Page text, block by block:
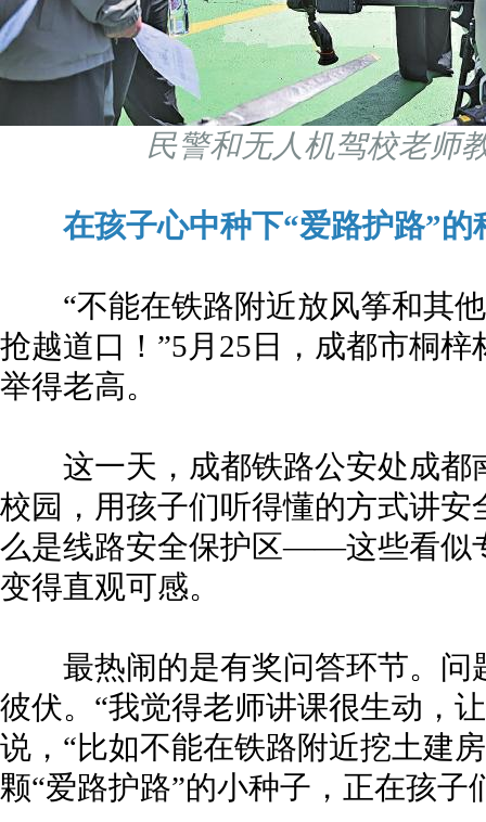
民警和无人机驾校老师
在孩子心中种下“爱路护路”的
“不能在铁路附近放风筝和其他
抢越道口！”5月25日，成都市桐
举得老高。
这一天，成都铁路公安处成都
校园，用孩子们听得懂的方式讲
么是线路安全保护区——这些看似
变得直观可感。
最热闹的是有奖问答环节。问
彼伏。“我觉得老师讲课很生动，
说，“比如不能在铁路附近挖土建
颗“爱路护路”的小种子，正在孩子